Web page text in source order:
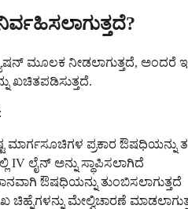
ಮೂಲಕ ನೀಡಲಾಗುತ್ತದೆ, ಅಂದರೆ
ಖಚಿತಪಡಿಸುತ್ತದೆ.
ಮಾರ್ಗಸೂಚಿಗಳ ಪ್ರಕಾರ ಔಷಧಿಯನ್ನು
IV ಲೈನ್ ಅನ್ನು ಸ್ಥಾಪಿಸಲಾಗಿದೆ
ಔಷಧಿಯನ್ನು ತುಂಬಿಸಲಾಗುತ್ತದೆ
ಚಿಹ್ನೆಗಳನ್ನು ಮೇಲ್ವಿಚಾರಣೆ